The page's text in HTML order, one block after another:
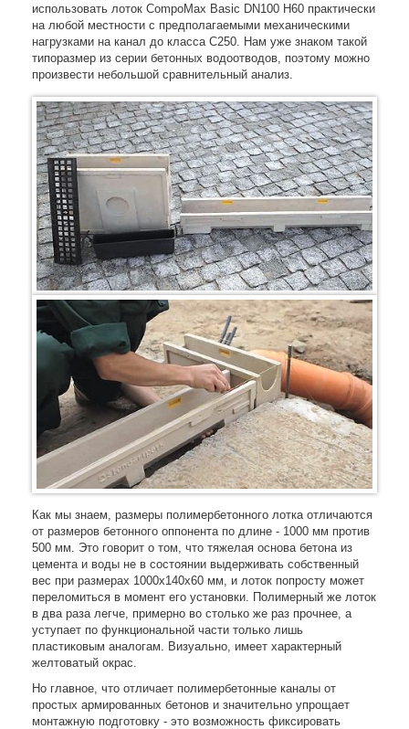
использовать лоток CompoMax Basic DN100 H60 практически
на любой местности с предполагаемыми механическими
нагрузками на канал до класса C250. Нам уже знаком такой
типоразмер из серии бетонных водоотводов, поэтому можно
произвести небольшой сравнительный анализ.
Как мы знаем, размеры полимербетонного лотка отличаются
от размеров бетонного оппонента по длине - 1000 мм против
500 мм. Это говорит о том, что тяжелая основа бетона из
цемента и воды не в состоянии выдерживать собственный
вес при размерах 1000х140х60 мм, и лоток попросту может
переломиться в момент его установки. Полимерный же лоток
в два раза легче, примерно во столько же раз прочнее, а
уступает по функциональной части только лишь
пластиковым аналогам. Визуально, имеет характерный
желтоватый окрас.
Но главное, что отличает полимербетонные каналы от
простых армированных бетонов и значительно упрощает
монтажную подготовку - это возможность фиксировать